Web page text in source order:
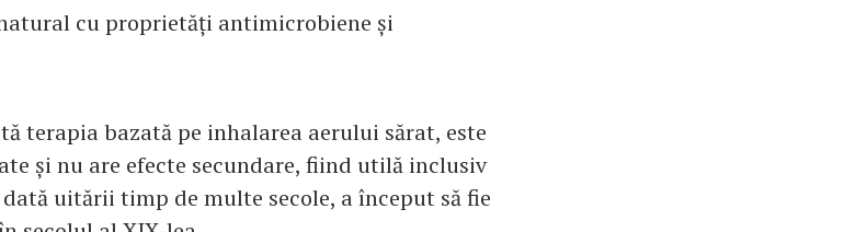
cu proprietăți antimicrobiene și
terapia bazată pe inhalarea aerului sărat, este
și nu are efecte secundare, fiind utilă inclusiv
uitării timp de multe secole, a început să fie